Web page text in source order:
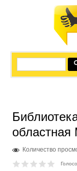
областная
Количество